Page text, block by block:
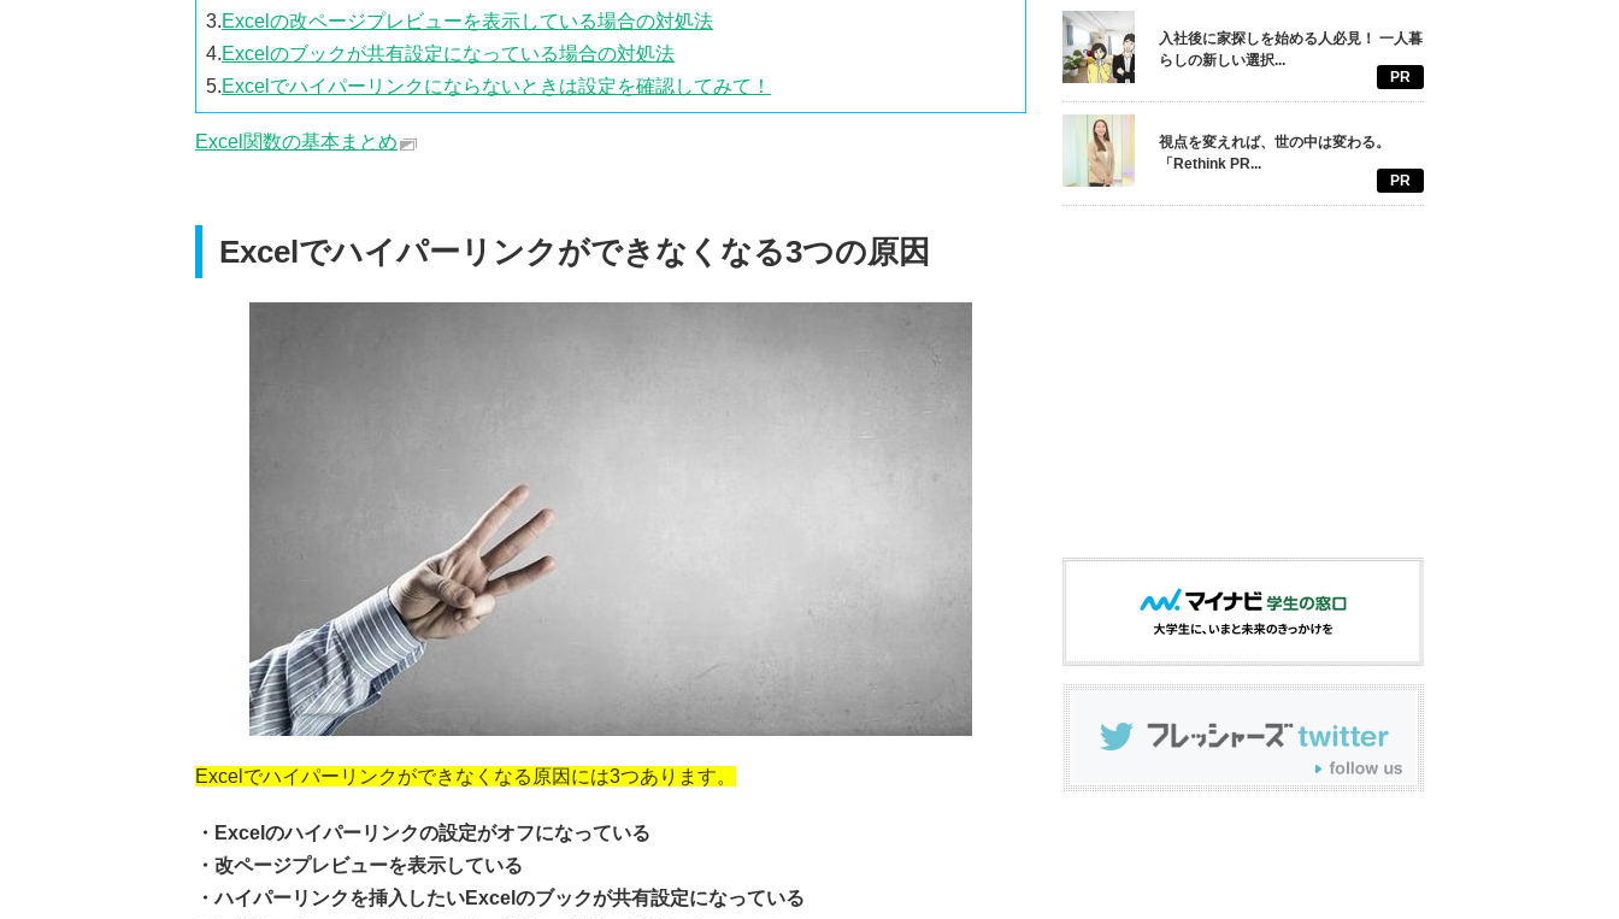
3.Excelの改ページプレビューを表示している場合の対処法
4.Excelのブックが共有設定になっている場合の対処法
5.Excelでハイパーリンクにならないときは設定を確認してみて！
Excel関数の基本まとめ
Excelでハイパーリンクができなくなる3つの原因
Excelでハイパーリンクができなくなる原因には3つあります。
・Excelのハイパーリンクの設定がオフになっている
・改ページプレビューを表示している
・ハイパーリンクを挿入したいExcelのブックが共有設定になっている
入社後に家探しを始める人必見！ 一人暮
らしの新しい選択...
PR
視点を変えれば、世の中は変わる。
「Rethink PR...
PR